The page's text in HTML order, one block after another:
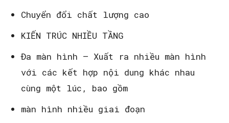
Chuyển đổi chất lượng cao
KIẾN TRÚC NHIỀU TẦNG
Đa màn hình – Xuất ra nhiều màn hình
với các kết hợp nội dung khác nhau
cùng một lúc, bao gồm
màn hình nhiều giai đoạn